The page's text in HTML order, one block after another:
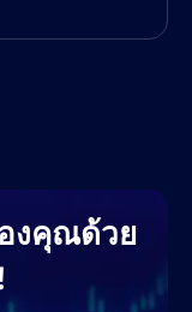
จและออฟ
ด้วย AI เขา
ยนคริปโต
ร DeFi และ
ขาย เพื่อช่วย
นโลกดิจิทัล
งคุณด้วย